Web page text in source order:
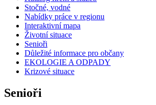
Stočné, vodné
Nabídky práce v regionu
Interaktivní mapa
Životní situace
Senioři
Důležité informace pro občany
EKOLOGIE A ODPADY
Krizové situace
Senioři